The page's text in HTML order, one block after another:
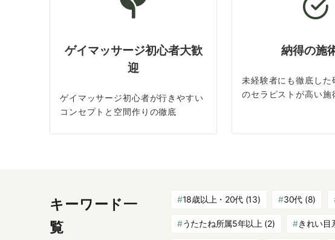
ゲイマッサージ初心者大歓
迎
ゲイマッサージ初心者が行きやすい
コンセプトと空間作りの徹底
納得の施
未経験者にも徹底した
のセラピストが高い施
キーワード一
覧
18歳以上・20代 (13) 30代 (8)
うたたね所属5年以上 (2) きれい目